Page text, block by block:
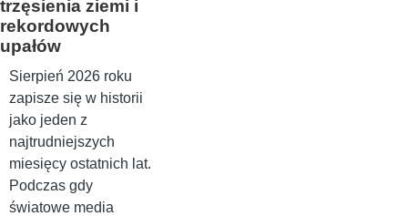
trzęsienia ziemi i
rekordowych
upałów
Sierpień 2026 roku
zapisze się w historii
jako jeden z
najtrudniejszych
miesięcy ostatnich lat.
Podczas gdy
światowe media